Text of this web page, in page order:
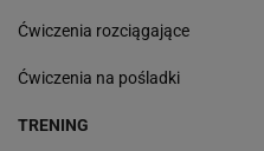
Ćwiczenia rozciągające
Ćwiczenia na pośladki
TRENING